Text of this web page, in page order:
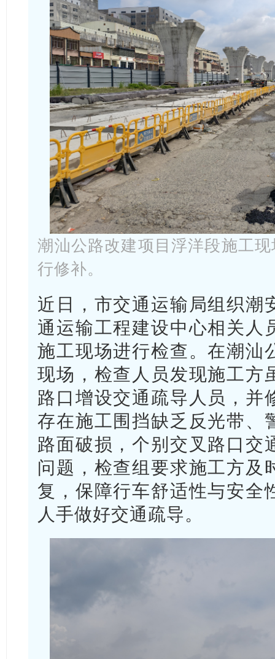
潮汕公路改建项目浮洋段施工
行修补。
近日，市交通运输局组织潮
通运输工程建设中心相关人
施工现场进行检查。在潮汕
现场，检查人员发现施工方
路口增设交通疏导人员，并
存在施工围挡缺乏反光带、
路面破损，个别交叉路口交
问题，检查组要求施工方及
复，保障行车舒适性与安全
人手做好交通疏导。